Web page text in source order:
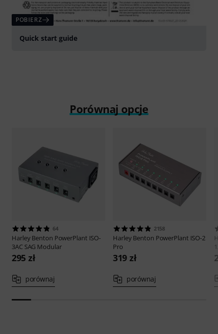
POBIERZ
Quick start guide
Porównaj opcje
64
Harley Benton PowerPlant ISO-
3AC SAG Modular
295 zł
porównaj
2158
Harley Benton PowerPlant ISO-2
Pro
319 zł
porównaj